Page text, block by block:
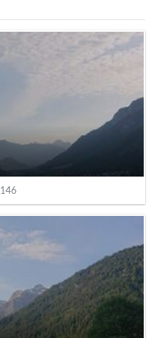
146